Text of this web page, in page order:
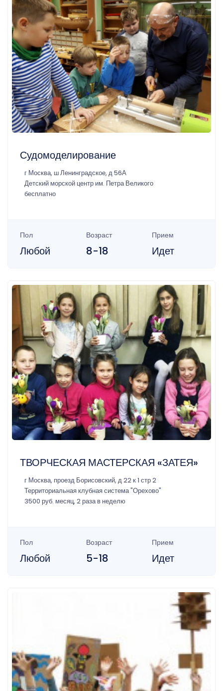
Судомоделирование
г Москва, ш Ленинградское, д 56А
Детский морской центр им. Петра Великого
бесплатно
Пол
Любой
Возраст
8-18
Прием
Идет
ТВОРЧЕСКАЯ МАСТЕРСКАЯ «ЗАТЕЯ»
г Москва, проезд Борисовский, д 22 к 1 стр 2
Территориальная клубная система "Орехово"
3500 руб. месяц, 2 раза в неделю
Пол
Любой
Возраст
5-18
Прием
Идет